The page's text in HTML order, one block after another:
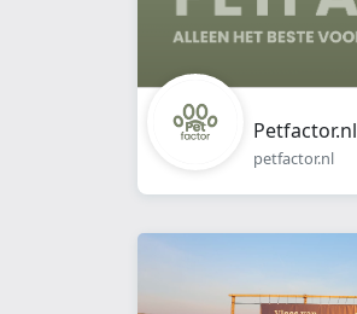
Petfactor.nl
petfactor.nl